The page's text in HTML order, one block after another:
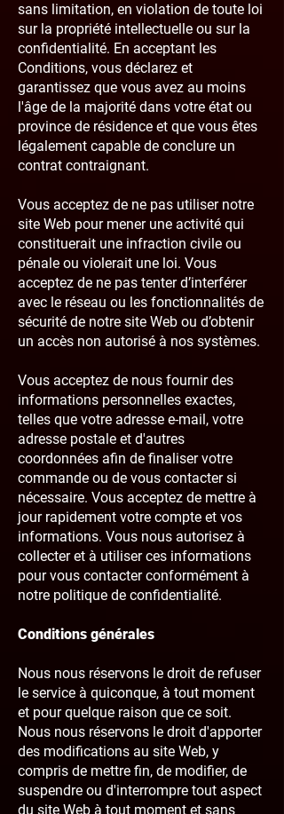
sans limitation, en violation de toute loi
sur la propriété intellectuelle ou sur la
confidentialité. En acceptant les
Conditions, vous déclarez et
garantissez que vous avez au moins
l'âge de la majorité dans votre état ou
province de résidence et que vous êtes
légalement capable de conclure un
contrat contraignant.
Vous acceptez de ne pas utiliser notre
site Web pour mener une activité qui
constituerait une infraction civile ou
pénale ou violerait une loi. Vous
acceptez de ne pas tenter d’interférer
avec le réseau ou les fonctionnalités de
sécurité de notre site Web ou d’obtenir
un accès non autorisé à nos systèmes.
Vous acceptez de nous fournir des
informations personnelles exactes,
telles que votre adresse e-mail, votre
adresse postale et d'autres
coordonnées afin de finaliser votre
commande ou de vous contacter si
nécessaire. Vous acceptez de mettre à
jour rapidement votre compte et vos
informations. Vous nous autorisez à
collecter et à utiliser ces informations
pour vous contacter conformément à
notre politique de confidentialité.
Conditions générales
Nous nous réservons le droit de refuser
le service à quiconque, à tout moment
et pour quelque raison que ce soit.
Nous nous réservons le droit d'apporter
des modifications au site Web, y
compris de mettre fin, de modifier, de
suspendre ou d'interrompre tout aspect
du site Web à tout moment et sans